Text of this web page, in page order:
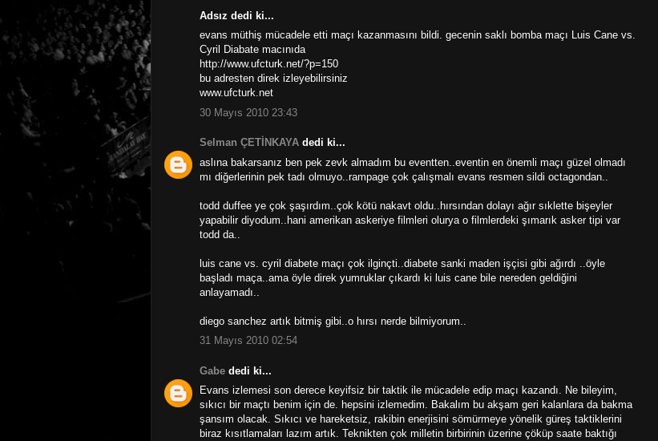
Adsız dedi ki...
evans müthiş mücadele etti maçı kazanmasını bildi. gecenin saklı bomba maçı Luis Cane vs.
Cyril Diabate macınıda
http://www.ufcturk.net/?p=150
bu adresten direk izleyebilirsiniz
www.ufcturk.net
30 Mayıs 2010 23:43
Selman ÇETİNKAYA dedi ki...
aslına bakarsanız ben pek zevk almadım bu eventten..eventin en önemli maçı güzel olmadı
mı diğerlerinin pek tadı olmuyo..rampage çok çalışmalı evans resmen sildi octagondan..
todd duffee ye çok şaşırdım..çok kötü nakavt oldu..hırsından dolayı ağır sıklette bişeyler
yapabilir diyodum..hani amerikan askeriye filmleri olurya o filmlerdeki şımarık asker tipi var
todd da..
luis cane vs. cyril diabete maçı çok ilginçti..diabete sanki maden işçisi gibi ağırdı ..öyle
başladı maça..ama öyle direk yumruklar çıkardı ki luis cane bile nereden geldiğini
anlayamadı..
diego sanchez artık bitmiş gibi..o hırsı nerde bilmiyorum..
31 Mayıs 2010 02:54
Gabe dedi ki...
Evans izlemesi son derece keyifsiz bir taktik ile mücadele edip maçı kazandı. Ne bileyim,
sıkıcı bir maçtı benim için de. hepsini izlemedim. Bakalım bu akşam geri kalanlara da bakma
şansım olacak. Sıkıcı ve hareketsiz, rakibin enerjisini sömürmeye yönelik güreş taktiklerini
biraz kısıtlamaları lazım artık. Teknikten çok milletin birbirinin üzerine çöküp saate baktığı